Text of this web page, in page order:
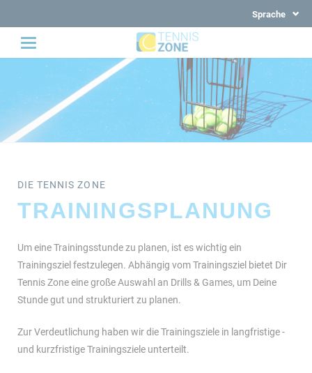
Sprache
DIE TENNIS ZONE
TRAININGSPLANUNG
Um eine Trainingsstunde zu planen, ist es wichtig ein
Trainingsziel festzulegen. Abhängig vom Trainingsziel bietet Dir
Tennis Zone eine große Auswahl an Drills & Games, um Deine
Stunde gut und strukturiert zu planen.
Zur Verdeutlichung haben wir die Trainingsziele in langfristige -
und kurzfristige Trainingsziele unterteilt.